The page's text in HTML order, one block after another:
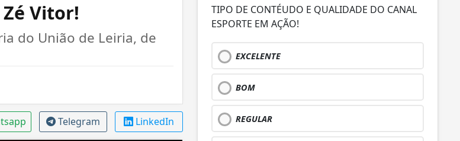
Vitor!
do União de Leiria, de
Telegram LinkedIn
TIPO DE CONTÉUDO E QUALIDADE DO CANAL
ESPORTE EM AÇÃO!
EXCELENTE
BOM
REGULAR